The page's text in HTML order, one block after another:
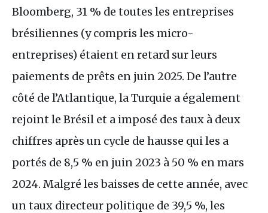
Bloomberg, 31 % de toutes les entreprises
brésiliennes (y compris les micro-
entreprises) étaient en retard sur leurs
paiements de prêts en juin 2025. De l’autre
côté de l’Atlantique, la Turquie a également
rejoint le Brésil et a imposé des taux à deux
chiffres après un cycle de hausse qui les a
portés de 8,5 % en juin 2023 à 50 % en mars
2024. Malgré les baisses de cette année, avec
un taux directeur politique de 39,5 %, les